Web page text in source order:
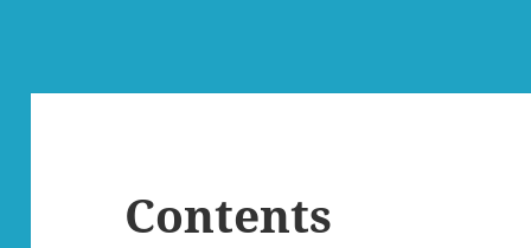
Contents